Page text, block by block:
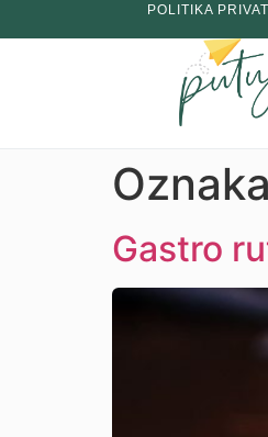
POLITIKA
Gastro